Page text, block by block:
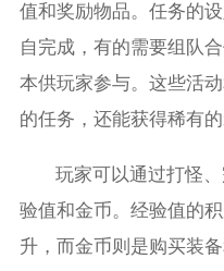
值和奖励物品。任务的
自完成，有的需要组队
本供玩家参与。这些活
的任务，还能获得稀有的
玩家可以通过打怪
验值和金币。经验值的
升，而金币则是购买装